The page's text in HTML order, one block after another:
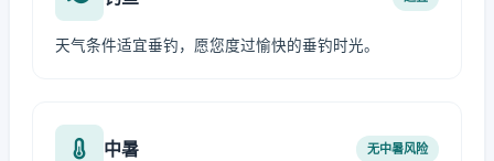
天气条件适宜垂钓，愿您度过愉快的垂钓时光。
中暑 无中暑风险